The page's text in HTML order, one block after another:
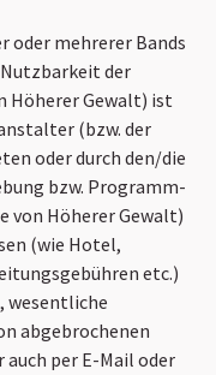
oder mehrerer Bands
der
Höherer Gewalt) ist
(bzw. der
oder durch den/die
bzw. Programm-
von Höherer Gewalt)
(wie Hotel,
etc.)
wesentliche
abgebrochenen
per E-Mail oder